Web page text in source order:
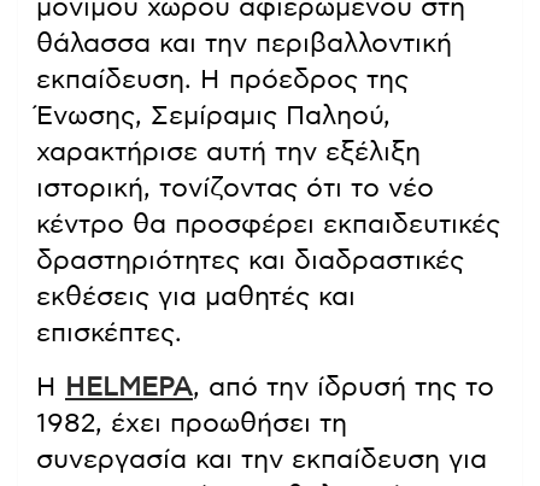
μόνιμου χώρου αφιερωμένου στη
θάλασσα και την περιβαλλοντική
εκπαίδευση. Η πρόεδρος της
Ένωσης, Σεμίραμις Παληού,
χαρακτήρισε αυτή την εξέλιξη
ιστορική, τονίζοντας ότι το νέο
κέντρο θα προσφέρει εκπαιδευτικές
δραστηριότητες και διαδραστικές
εκθέσεις για μαθητές και
επισκέπτες.
Η HELMEPA, από την ίδρυσή της το
1982, έχει προωθήσει τη
συνεργασία και την εκπαίδευση για